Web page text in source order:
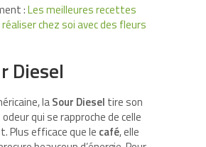
:Les meilleures recettes
chez soi avec des fleurs
Diesel
laSour Diesel tire son
qui se rapproche de celle
Plus efficace que le café, elle